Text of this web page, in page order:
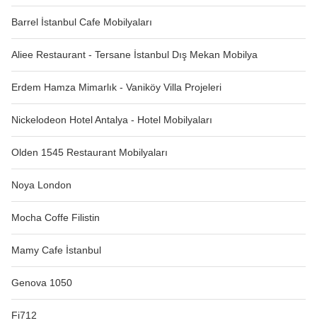
Barrel İstanbul Cafe Mobilyaları
Aliee Restaurant - Tersane İstanbul Dış Mekan Mobilya
Erdem Hamza Mimarlık - Vaniköy Villa Projeleri
Nickelodeon Hotel Antalya - Hotel Mobilyaları
Olden 1545 Restaurant Mobilyaları
Noya London
Mocha Coffe Filistin
Mamy Cafe İstanbul
Genova 1050
Fi712